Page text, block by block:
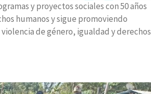
y proyectos sociales con 50 años
humanos y sigue promoviendo
de género, igualdad y derechos